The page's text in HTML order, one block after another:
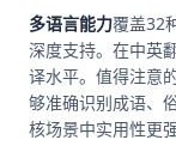
多语言能力覆盖32
深度支持。在中英
译水平。值得注意
够准确识别成语、
核场景中实用性更强